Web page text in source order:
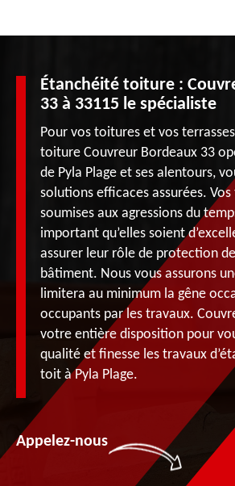
Étanchéité toiture :
33 à 33115 le spécialiste
Pour vos toitures et vos
toiture Couvreur Bordeaux 33
de Pyla Plage et ses alentours,
solutions efficaces assurées.
soumises aux agressions du
important qu’elles soient
assurer leur rôle de protection
bâtiment. Nous vous assurons
limitera au minimum la gêne
occupants par les travaux.
votre entière disposition pour
qualité et finesse les travaux
toit à Pyla Plage.
Appelez-nous